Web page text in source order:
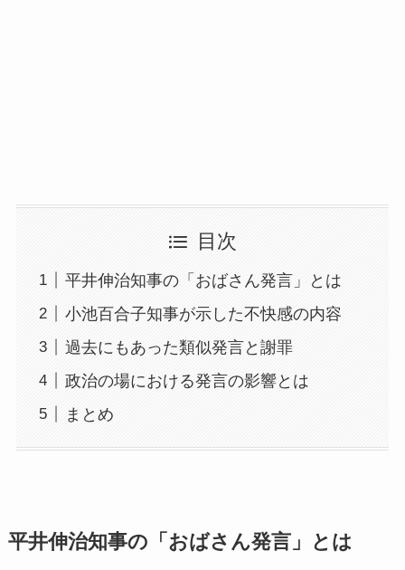
目次
平井伸治知事の「おばさん発言」とは
小池百合子知事が示した不快感の内容
過去にもあった類似発言と謝罪
政治の場における発言の影響とは
まとめ
平井伸治知事の「おばさん発言」とは